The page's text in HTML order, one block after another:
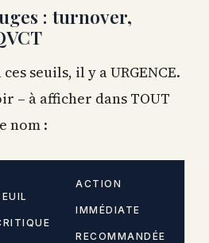
: turnover,
seuils, il y a URGENCE.
– à afficher dans TOUT
nom :
ACTION
IMMÉDIATE
RECOMMANDÉE